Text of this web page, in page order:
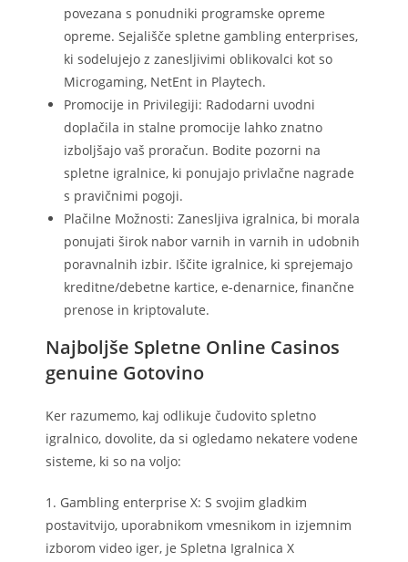
povezana s ponudniki programske opreme
opreme. Sejališče spletne gambling enterprises,
ki sodelujejo z zanesljivimi oblikovalci kot so
Microgaming, NetEnt in Playtech.
Promocije in Privilegiji: Radodarni uvodni
doplačila in stalne promocije lahko znatno
izboljšajo vaš proračun. Bodite pozorni na
spletne igralnice, ki ponujajo privlačne nagrade
s pravičnimi pogoji.
Plačilne Možnosti: Zanesljiva igralnica, bi morala
ponujati širok nabor varnih in varnih in udobnih
poravnalnih izbir. Iščite igralnice, ki sprejemajo
kreditne/debetne kartice, e-denarnice, finančne
prenose in kriptovalute.
Najboljše Spletne Online Casinos
genuine Gotovino
Ker razumemo, kaj odlikuje čudovito spletno
igralnico, dovolite, da si ogledamo nekatere vodene
sisteme, ki so na voljo:
1. Gambling enterprise X: S svojim gladkim
postavitvijo, uporabnikom vmesnikom in izjemnim
izborom video iger, je Spletna Igralnica X